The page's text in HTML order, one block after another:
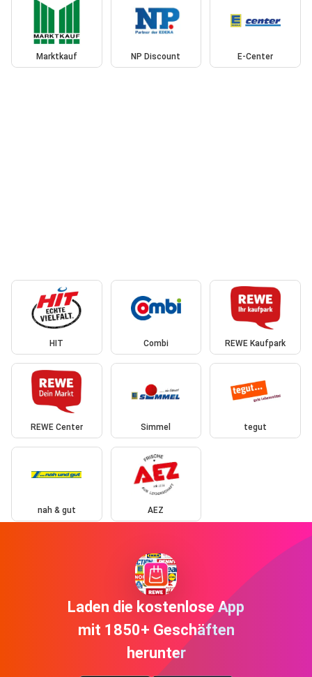
Marktkauf NP Discount E-Center
HIT Combi REWE Kaufpark
REWE Center Simmel tegut
nah & gut AEZ
Laden die kostenlose App
mit 1850+ Geschäften
herunter